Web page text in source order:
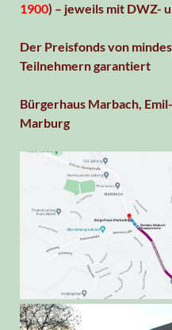
1900) – jeweils mit DWZ-
Der Preisfonds von
Teilnehmern garantiert
Bürgerhaus Marbach,
Marburg